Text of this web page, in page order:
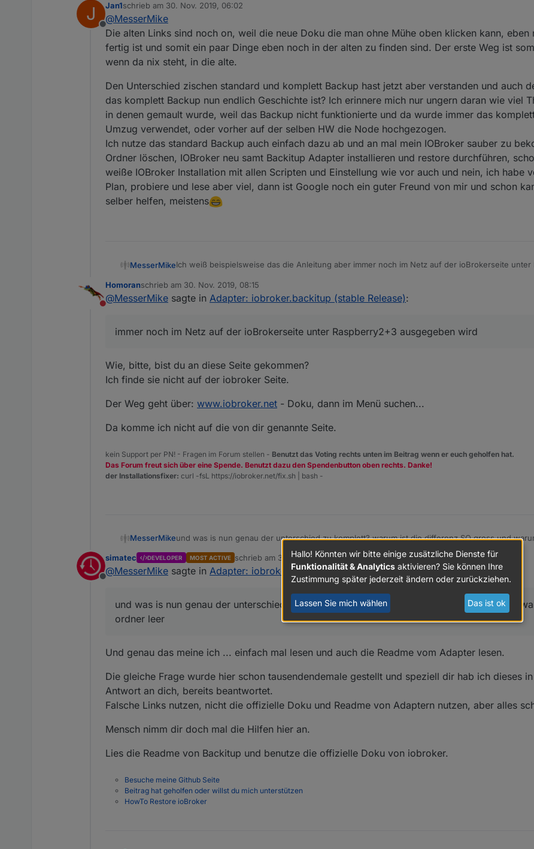
wissen das dies die alte Platform ist und es andere versionen gibt...
J
Offline
Jan1schrieb am 30. Nov. 2019, 06:02
zuletzt editiert von
@MesserMike
Die alten Links sind noch on, weil die neue Doku die man ohne Mühe oben klicken kann, eben
fertig ist und somit ein paar Dinge eben noch in der alten zu finden sind. Der erste Weg ist
wenn da nix steht, in die alte.
Den Unterschied zischen standard und komplett Backup hast jetzt aber verstanden und auch
das komplett Backup nun endlich Geschichte ist? Ich erinnere mich nur ungern daran wie viel
in denen gemault wurde, weil das Backup nicht funktionierte und da wurde immer das
Umzug verwendet, oder vorher auf der selben HW die Node hochgezogen.
Ich nutze das standard Backup auch einfach dazu ab und an mal mein IOBroker sauber zu
Ordner löschen, IOBroker neu samt Backitup Adapter installieren und restore durchführen,
weiße IOBroker Installation mit allen Scripten und Einstellung wie vor auch und nein, ich habe
Plan, probiere und lese aber viel, dann ist Google noch ein guter Freund von mir und schon
selber helfen, meistens
MesserMikeIch weiß beispielsweise das die Anleitung aber immer noch im Netz auf der ioBrokerseite unter
Siehst du? Und der Normaluser kann nicht differenzieren und nimmt an, wenn diese Info in
Produkt angegeben ist, das sie aktuell ist.
ich schaus mir gleich an...
Nicht stören
Homoranschrieb am 30. Nov. 2019, 08:15
zuletzt editiert von
@MesserMike sagte in Adapter: iobroker.backitup (stable Release):
immer noch im Netz auf der ioBrokerseite unter Raspberry2+3 ausgegeben wird
Wie, bitte, bist du an diese Seite gekommen?
Ich finde sie nicht auf der iobroker Seite.
Der Weg geht über: www.iobroker.net - Doku, dann im Menü suchen...
Da komme ich nicht auf die von dir genannte Seite.
kein Support per PN! - Fragen im Forum stellen - Benutzt das Voting rechts unten im Beitrag wenn er euch geholfen hat.
Das Forum freut sich über eine Spende. Benutzt dazu den Spendenbutton oben rechts. Danke!
der Installationsfixer: curl -fsL https://iobroker.net/fix.sh | bash -
MesserMikeund was is nun genau der unterschied zu komplett? warum ist die differenz SO gross und
so und schon gehts los.... installiert wird node 10 statt node 8, 4ter neustart trotz --purge
autoremove, neustart und installation nach anleitung aus demiobroker.net/docu/index-15
statt der 4ten mal gelöschten und neu installierten 8ter....
...und da beginnt der frust und jetzt erzählt mir jemand was von clean aufsetzen wenn man DA
TROTZ der anleitung und genauer befolgung der schritte, ist das system nachher zum scheitern
cleaninstall hin oder her....
frust pur
Offline
simatec DEVELOPER MOST ACTIVE schrieb am 30. Nov. 2019, 08:49
zuletzt editiert von
@MesserMike sagte in Adapter: iobroker.backitup (stable Release):
und was is nun genau der unterschied zu komplett? warum ist die differenz SO gross und
ordner leer
Und genau das meine ich ... einfach mal lesen und auch die Readme vom Adapter lesen.
Die gleiche Frage wurde hier schon tausendendemale gestellt und speziell dir hab ich dieses
Antwort an dich, bereits beantwortet.
Falsche Links nutzen, nicht die offizielle Doku und Readme von Adaptern nutzen, aber alles
Mensch nimm dir doch mal die Hilfen hier an.
Lies die Readme von Backitup und benutze die offizielle Doku von iobroker.
Besuche meine Github Seite
Beitrag hat geholfen oder willst du mich unterstützen
HowTo Restore ioBroker
Hallo! Könnten wir bitte einige zusätzliche Dienste für
Funktionalität & Analytics aktivieren? Sie können Ihre
Zustimmung später jederzeit ändern oder zurückziehen.
Lassen Sie mich wählen Das ist ok